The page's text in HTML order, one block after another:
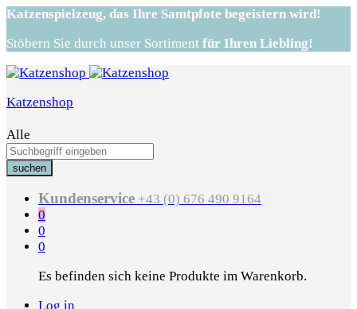
Katzenspielzeug, das Ihre Samtpfote begeistern wird!
Stöbern Sie durch unser Sortiment für Ihren Liebling!
Katzenshop
Alle
suchen
Kundenservice +43 (0) 676 490 9164
0
0
0
Es befinden sich keine Produkte im Warenkorb.
Log in